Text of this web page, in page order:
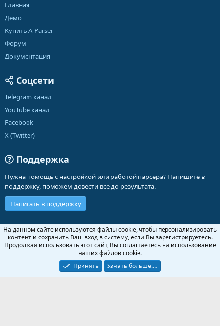
Главная
Демо
Купить A-Parser
Форум
Документация
Соцсети
Telegram канал
YouTube канал
Facebook
X (Twitter)
Поддержка
Нужна помощь с настройкой или работой парсера? Напишите в
поддержку, поможем довести все до результата.
Написать в поддержку
Russian (RU)
Обратная связь
Условия и правила
Политика конфиденциальности
Помощь
Community platform by XenForo ® © 2010-2026 XenForo Ltd.
На данном сайте используются файлы cookie, чтобы персонализировать
контент и сохранить Ваш вход в систему, если Вы зарегистрируетесь.
Продолжая использовать этот сайт, Вы соглашаетесь на использование
наших файлов cookie.
Принять
Узнать больше.…